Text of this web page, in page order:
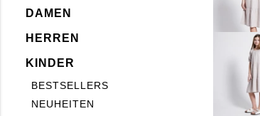
DAMEN
HERREN
KINDER
BESTSELLERS
NEUHEITEN